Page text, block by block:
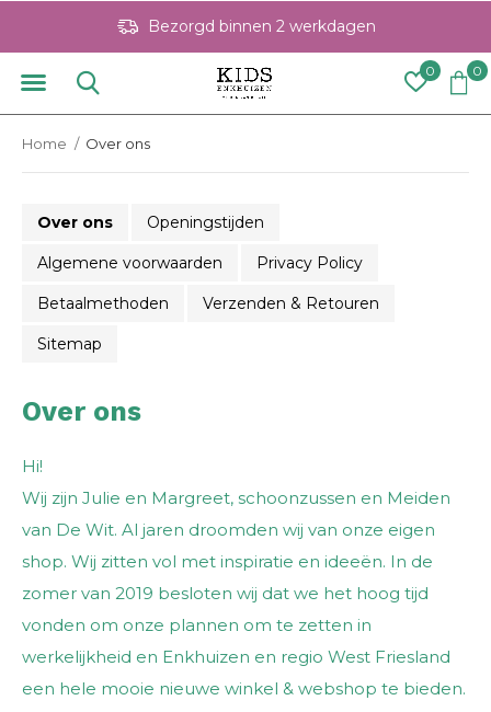
0 0
Bezorgd binnen 2 werkdagen
Home Over ons
Over ons Openingstijden
Algemene voorwaarden Privacy Policy
Betaalmethoden Verzenden & Retouren
Sitemap
Over ons
Hi!
Wij zijn Julie en Margreet, schoonzussen en Meiden
van De Wit. Al jaren droomden wij van onze eigen
shop. Wij zitten vol met inspiratie en ideeën. In de
zomer van 2019 besloten wij dat we het hoog tijd
vonden om onze plannen om te zetten in
werkelijkheid en Enkhuizen en regio West Friesland
een hele mooie nieuwe winkel & webshop te bieden.